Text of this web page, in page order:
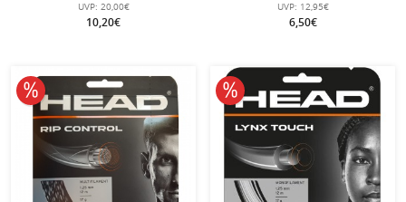
UVP: 20,00€
10,20€
UVP: 12,95€
6,50€
10% reduziert 10% reduziert